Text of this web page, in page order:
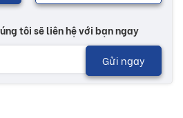
tôi sẽ liên hệ với bạn ngay
Gửi ngay